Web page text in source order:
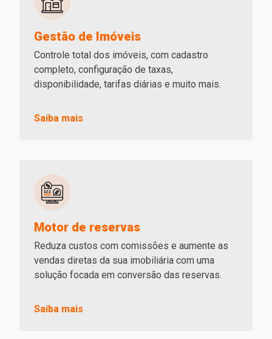
Gestão de Imóveis
Controle total dos imóveis, com cadastro
completo, configuração de taxas,
disponibilidade, tarifas diárias e muito mais.
Saiba mais
Motor de reservas
Reduza custos com comissões e aumente as
vendas diretas da sua imobiliária com uma
solução focada em conversão das reservas.
Saiba mais